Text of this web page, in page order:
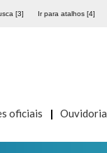
[3] Ir para atalhos [4]
oficiais Ouvidoria